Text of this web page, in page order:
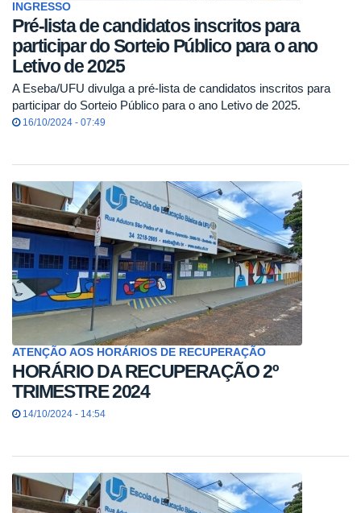
INGRESSO
Pré-lista de candidatos inscritos para
participar do Sorteio Público para o ano
Letivo de 2025
A Eseba/UFU divulga a pré-lista de candidatos inscritos para
participar do Sorteio Público para o ano Letivo de 2025.
16/10/2024 - 07:49
ATENÇÃO AOS HORÁRIOS DE RECUPERAÇÃO
HORÁRIO DA RECUPERAÇÃO 2º
TRIMESTRE 2024
14/10/2024 - 14:54